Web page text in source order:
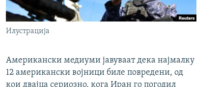
Илустрација
Американски медиуми јавуваат дека најмалку
12 американски војници биле повредени, од
кои двајца сериозно, кога Иран го погодил